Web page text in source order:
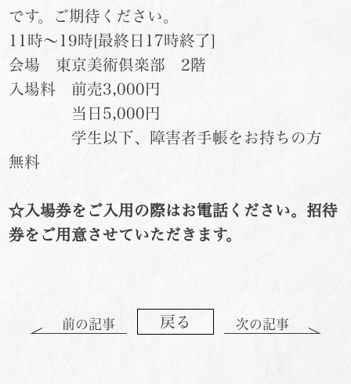
です。ご期待ください。
11時～19時[最終日17時終了]
会場 東京美術倶楽部 2階
入場料 前売3,000円
当日5,000円
学生以下、障害者手帳をお持ちの方
無料
☆入場券をご入用の際はお電話ください。招待
券をご用意させていただきます。
前の記事 戻る 次の記事